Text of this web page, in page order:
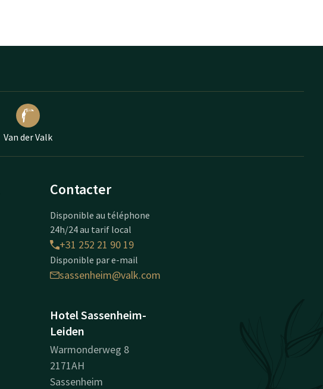
Van der Valk
Contacter
Disponible au téléphone
24h/24 au tarif local
+31 252 21 90 19
Disponible par e-mail
sassenheim@valk.com
Hotel Sassenheim-
Leiden
Warmonderweg 8
2171AH
Sassenheim